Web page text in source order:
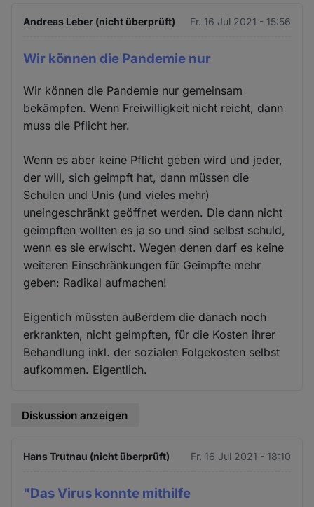
Andreas Leber (nicht überprüft) Fr. 16 Jul 2021 - 15:56
Wir können die Pandemie nur
Wir können die Pandemie nur gemeinsam
bekämpfen. Wenn Freiwilligkeit nicht reicht, dann
muss die Pflicht her.
Wenn es aber keine Pflicht geben wird und jeder,
der will, sich geimpft hat, dann müssen die
Schulen und Unis (und vieles mehr)
uneingeschränkt geöffnet werden. Die dann nicht
geimpften wollten es ja so und sind selbst schuld,
wenn es sie erwischt. Wegen denen darf es keine
weiteren Einschränkungen für Geimpfte mehr
geben: Radikal aufmachen!
Eigentich müssten außerdem die danach noch
erkrankten, nicht geimpften, für die Kosten ihrer
Behandlung inkl. der sozialen Folgekosten selbst
aufkommen. Eigentlich.
Diskussion anzeigen
Hans Trutnau (nicht überprüft) Fr. 16 Jul 2021 - 18:10
"Das Virus konnte mithilfe